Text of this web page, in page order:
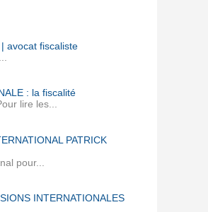
avocat fiscaliste
: la fiscalité
lire les...
PATRICK
pour...
INTERNATIONALES